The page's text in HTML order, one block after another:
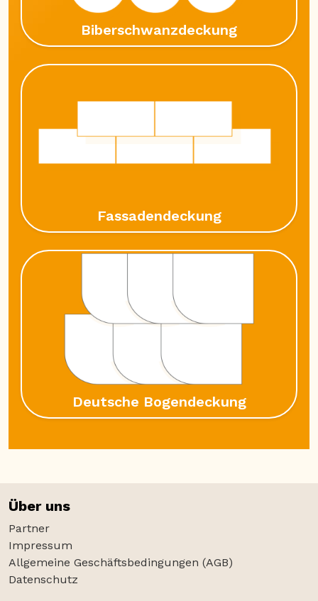
Biberschwanzdeckung
Fassadendeckung
Deutsche Bogendeckung
Über uns
Partner
Impressum
Allgemeine Geschäftsbedingungen (AGB)
Datenschutz